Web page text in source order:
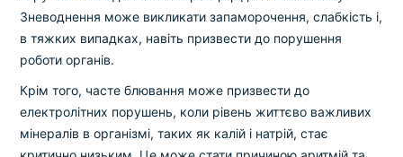
Зневоднення може викликати запаморочення, слабкість і,
в тяжких випадках, навіть призвести до порушення
роботи органів.
Крім того, часте блювання може призвести до
електролітних порушень, коли рівень життєво важливих
мінералів в організмі, таких як калій і натрій, стає